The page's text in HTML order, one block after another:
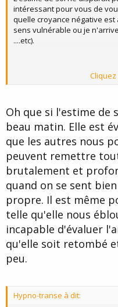
intéressant pour vous de
quelle croyance négative est
sens vulnérable ou je
....etc).
Oh que si l'estime de
beau matin. Elle est
que les autres nous
peuvent remettre
brutalement et
quand on se sent
propre. Il est même
telle qu'elle nous
incapable d'évaluer
qu'elle soit retombé
peu.
Hypno-transe à dit: